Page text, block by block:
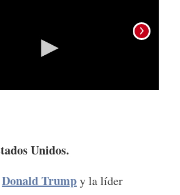
Unidos.
Donald Trumpy la líder